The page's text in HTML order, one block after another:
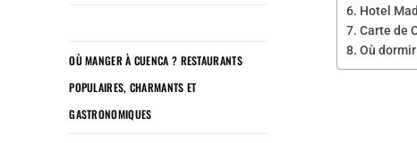
OÙ MANGER À CUENCA ? RESTAURANTS
POPULAIRES, CHARMANTS ET
GASTRONOMIQUES
Hotel
Carte de
Où